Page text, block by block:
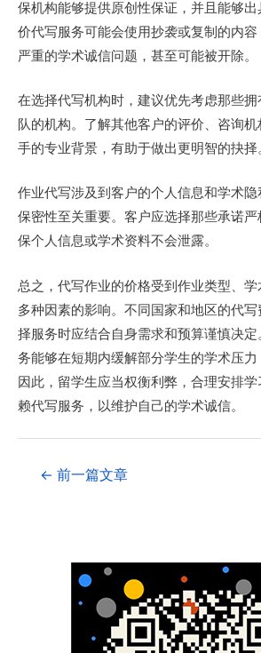
保机构能够提供原创性保证，并且能够
价代写服务可能会使用抄袭或复制的内
严重的学术诚信问题，甚至可能被开除。
在选择代写机构时，建议优先考虑那些
队的机构。了解其他客户的评价、咨询
手的专业背景，有助于做出更明智的抉择
作业代写涉及到客户的个人信息和学术
保密性至关重要。客户应选择那些承诺
保个人信息或学术资料不会泄露。
总之，代写作业的价格受到作业类型、
多种因素的影响。不同国家和地区的代
择服务时应结合自身需求和预算谨慎决
务能够在短期内缓解部分学生的学术压力
因此，留学生应当权衡利弊，合理安排
赖代写服务，以维护自己的学术诚信。
← 前一篇文章